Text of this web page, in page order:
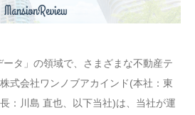
ータ」の領域で、さまざまな不動産テ
式会社ワンノブアカインド(本社：東
：川島 直也、以下当社)は、当社が運